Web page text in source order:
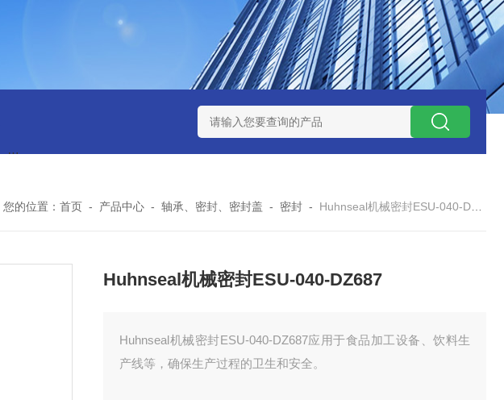
德国DI-SORIC传感器DCC 08 M 02 PSK-TSL 瑞典AQ液位开关RS34 意大利
您的位置：首页 - 产品中心 -轴承、密封、密封盖 - 密封 - Huhnseal机械密封ESU-040-DZ687
Huhnseal机械密封ESU-040-DZ687
Huhnseal机械密封ESU-040-DZ687应用于食品加工设备、饮料生
产线等，确保生产过程的卫生和安全。